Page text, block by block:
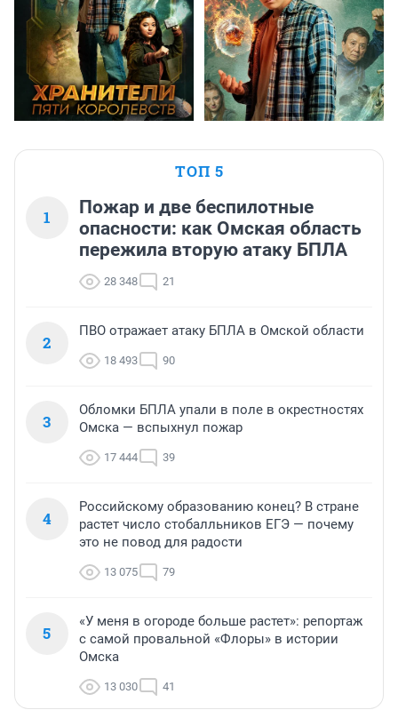
ТОП 5
1
Пожар и две беспилотные
опасности: как Омская область
пережила вторую атаку БПЛА
28 348 21
2
ПВО отражает атаку БПЛА в Омской области
18 493 90
3
Обломки БПЛА упали в поле в окрестностях
Омска — вспыхнул пожар
17 444 39
4
Российскому образованию конец? В стране
растет число стобалльников ЕГЭ — почему
это не повод для радости
13 075 79
5
«У меня в огороде больше растет»: репортаж
с самой провальной «Флоры» в истории
Омска
13 030 41